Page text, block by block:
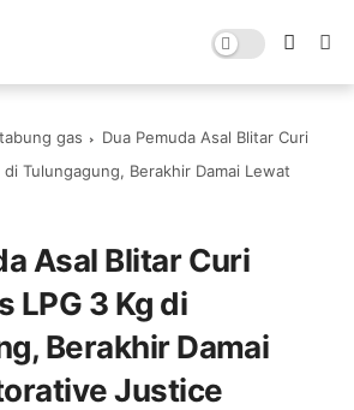
gas
Dua Pemuda Asal Blitar Curi
di Tulungagung, Berakhir Damai Lewat
Asal Blitar Curi
LPG 3 Kg di
Berakhir Damai
Justice